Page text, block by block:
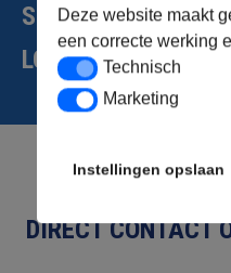
Deze website maakt
een correcte werking
TechnischTechnisch
MarketingMarketing
Instellingen opslaan
SPOEDSERVICE 24/
LOODGIETER
DIRECT CONTACT